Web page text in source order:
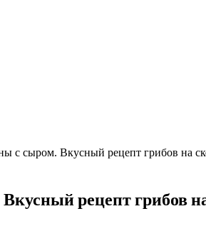
с сыром. Вкусный рецепт грибов на
рецепт грибов